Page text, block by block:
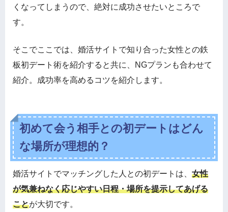
くなってしまうので、絶対に成功させたいところで
す。
そこでここでは、婚活サイトで知り合った女性との鉄
板初デート術を紹介すると共に、NGプランも合わせて
紹介。成功率を高めるコツを紹介します。
初めて会う相手との初デートはどん
な場所が理想的？
婚活サイトでマッチングした人との初デートは、 女性
が気兼ねなく応じやすい日程・場所を提示してあげる
ことが大切です。